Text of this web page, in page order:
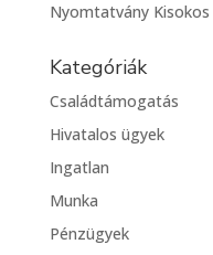
Nyomtatvány
Kategóriák
Családtámogatás
Hivatalos ügyek
Ingatlan
Munka
Pénzügyek